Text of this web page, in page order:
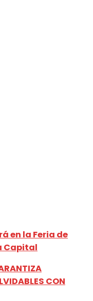
en la Feria de
Capital
CON